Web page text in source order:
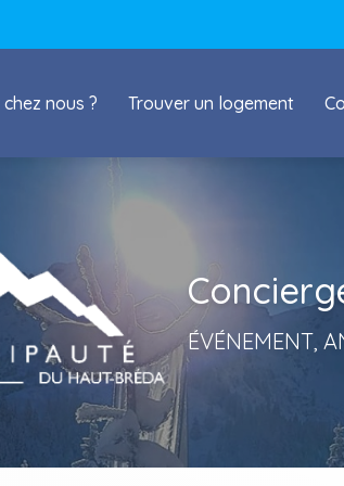
nous ?
Trouver un logement
ÉVÉNEMENT,